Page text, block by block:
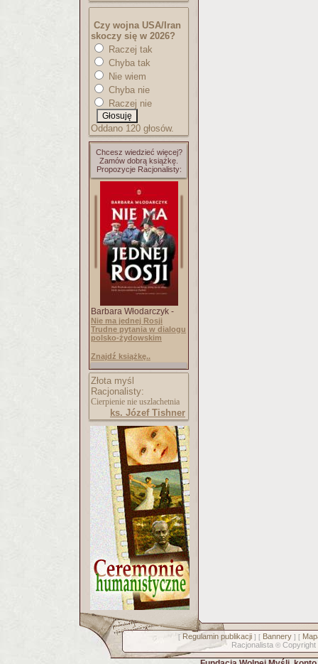
Czy wojna USA/Iran
skoczy się w 2026?
Raczej tak
Chyba tak
Nie wiem
Chyba nie
Raczej nie
Oddano 120 głosów.
Chcesz wiedzieć więcej?
Zamów dobrą książkę.
Propozycje Racjonalisty:
Barbara Włodarczyk -
Nie ma jednej Rosji
Trudne pytania w dialogu
polsko-żydowskim
Znajdź książkę..
Złota myśl
Racjonalisty:
Cierpienie nie uszlachetnia
ks. Józef Tishner
[ Regulamin publikacji] [ Bannery] [
Racjonalista © Copyright